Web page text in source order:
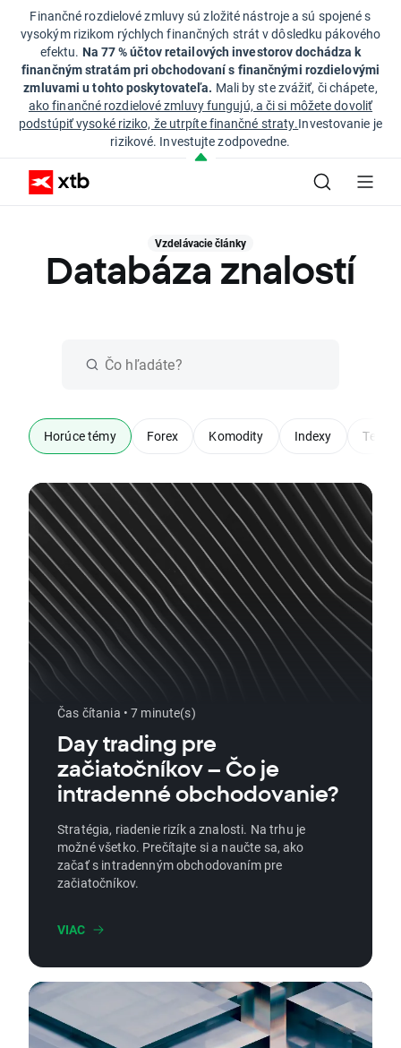
Finančné rozdielové zmluvy sú zložité nástroje a sú spojené s
vysokým rizikom rýchlych finančných strát v dôsledku pákového
efektu. Na 77 % účtov retailových investorov dochádza k
finančným stratám pri obchodovaní s finančnými rozdielovými
zmluvami u tohto poskytovateľa. Mali by ste zvážiť, či chápete,
ako finančné rozdielové zmluvy fungujú, a či si môžete dovoliť
podstúpiť vysoké riziko, že utrpíte finančné straty.Investovanie je
rizikové. Investujte zodpovedne.
Vzdelávacie články
Databáza znalostí
Horúce témy Forex Komodity Indexy
Čas čítania • 7 minute(s)
Day trading pre
začiatočníkov – Čo je
intradenné obchodovanie?
Stratégia, riadenie rizík a znalosti. Na trhu je
možné všetko. Prečítajte si a naučte sa, ako
začať s intradenným obchodovaním pre
začiatočníkov.
VIAC